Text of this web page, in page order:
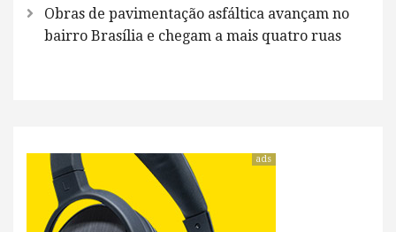
Obras de pavimentação asfáltica avançam no
bairro Brasília e chegam a mais quatro ruas
ads